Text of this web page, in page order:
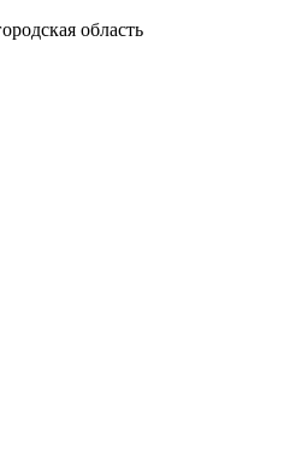
область